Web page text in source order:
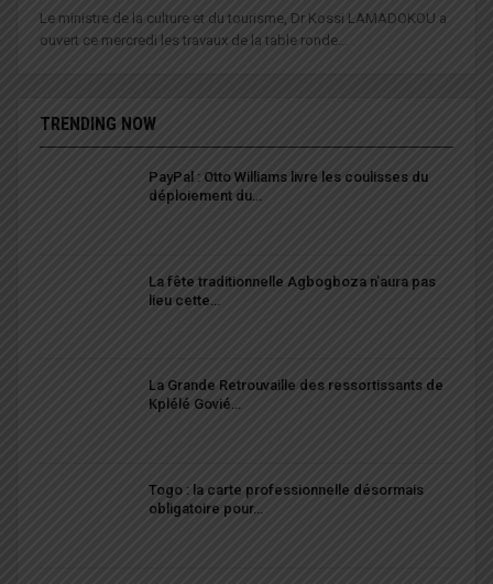
Le ministre de la culture et du tourisme, Dr Kossi LAMADOKOU a
ouvert ce mercredi les travaux de la table ronde…
TRENDING NOW
PayPal : Otto Williams livre les coulisses du
déploiement du…
La fête traditionnelle Agbogboza n’aura pas
lieu cette…
La Grande Retrouvaille des ressortissants de
Kplélé Govié…
Togo : la carte professionnelle désormais
obligatoire pour…